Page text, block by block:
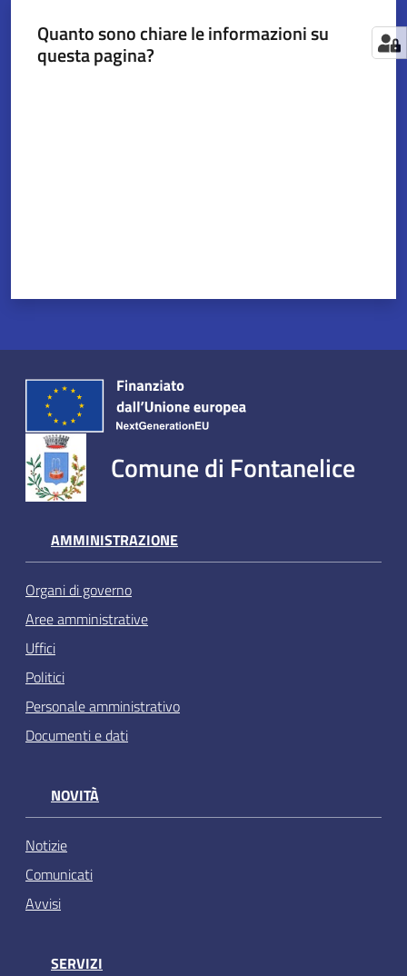
Quanto sono chiare le informazioni su
questa pagina?
Comune di Fontanelice
AMMINISTRAZIONE
Organi di governo
Aree amministrative
Uffici
Politici
Personale amministrativo
Documenti e dati
NOVITÀ
Notizie
Comunicati
Avvisi
SERVIZI